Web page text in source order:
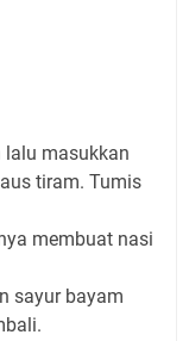
lalu masukkan
tiram. Tumis
membuat nasi
sayur bayam